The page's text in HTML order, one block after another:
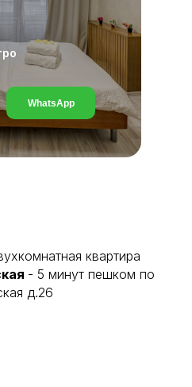
WhatsApp
квартира
- 5 минут пешком по
д.26